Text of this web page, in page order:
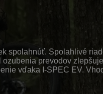
spolahnúť. Spolahlivé
prevodov
vďaka I-SPEC EV.